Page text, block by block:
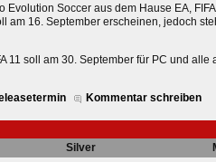
Soccer aus dem Hause EA,
am 16. September erscheinen, jedoch
11 soll am 30. September für PC und alle
Kommentar schreiben
Silver